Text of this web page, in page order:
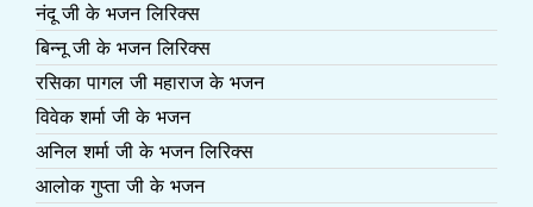
नंदू जी के भजन लिरिक्स
बिन्नू जी के भजन लिरिक्स
रसिका पागल जी महाराज के भजन
विवेक शर्मा जी के भजन
अनिल शर्मा जी के भजन लिरिक्स
आलोक गुप्ता जी के भजन